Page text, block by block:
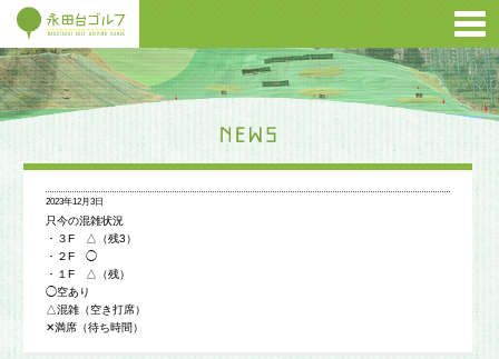
2023年12月3日
只今の混雑状況
・３F △（残3）
・２F ◯
・１F △（残）
◯空あり
△混雑（空き打席）
✕満席（待ち時間）